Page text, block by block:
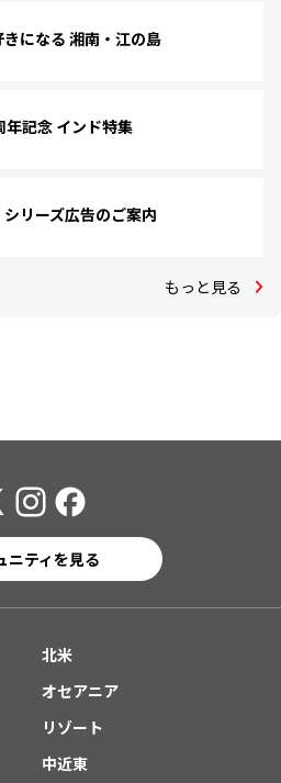
になる 湘南・江の島
記念 インド特集
シリーズ広告のご案内
もっと見る
ニティを見る
北米
オセアニア
リゾート
中近東